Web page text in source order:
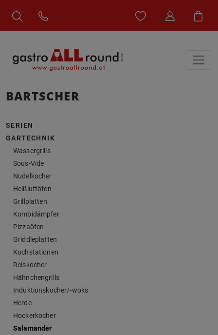
BARTSCHER
SERIEN
GARTECHNIK
Wassergrills
Sous-Vide
Nudelkocher
Heißluftöfen
Grillplatten
Kombidämpfer
Pizzaöfen
Griddleplatten
Kochstationen
Reiskocher
Hähnchengrills
Induktionskocher/-woks
Herde
Hockerkocher
Salamander